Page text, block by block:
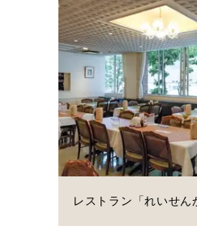
レストラン「れいせん